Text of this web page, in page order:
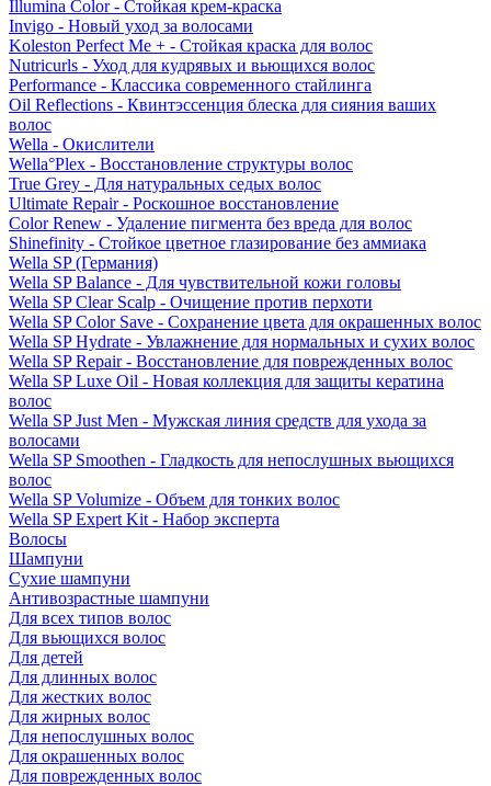
Illumina Color - Стойкая крем-краска
Invigo - Новый уход за волосами
Koleston Perfect Me + - Стойкая краска для волос
Nutricurls - Уход для кудрявых и вьющихся волос
Performance - Классика современного стайлинга
Oil Reflections - Квинтэссенция блеска для сияния ваших
волос
Wella - Окислители
Wella°Plex - Восстановление структуры волос
True Grey - Для натуральных седых волос
Ultimate Repair - Роскошное восстановление
Color Renew - Удаление пигмента без вреда для волос
Shinefinity - Стойкое цветное глазирование без аммиака
Wella SP (Германия)
Wella SP Balance - Для чувствительной кожи головы
Wella SP Clear Scalp - Очищение против перхоти
Wella SP Color Save - Сохранение цвета для окрашенных волос
Wella SP Hydrate - Увлажнение для нормальных и сухих волос
Wella SP Repair - Восстановление для поврежденных волос
Wella SP Luxe Oil - Новая коллекция для защиты кератина
волос
Wella SP Just Men - Мужская линия средств для ухода за
волосами
Wella SP Smoothen - Гладкость для непослушных вьющихся
волос
Wella SP Volumize - Объем для тонких волос
Wella SP Expert Kit - Набор эксперта
Волосы
Шампуни
Сухие шампуни
Антивозрастные шампуни
Для всех типов волос
Для вьющихся волос
Для детей
Для длинных волос
Для жестких волос
Для жирных волос
Для непослушных волос
Для окрашенных волос
Для поврежденных волос